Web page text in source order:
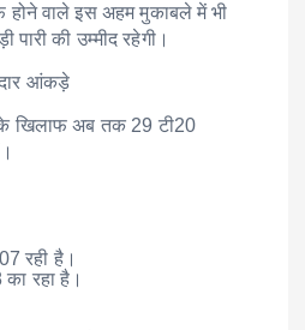
वाले इस अहम मुकाबले में भी
की उम्मीद रहेगी।
आंकड़े
के खिलाफ अब तक 29 टी20
रही है।
रहा है।